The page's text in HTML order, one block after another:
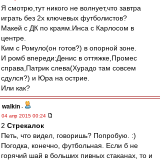
Я смотрю,тут никого не волнует,что завтра
играть без 2х ключевых футболистов?
Макей с ДК по краям.Инса с Карлосом в
центре.
Ким с Ромуло(он готов?) в опорной зоне.
И ромб впереди:Денис в оттяжке,Промес
справа,Патрик слева(Хурадо там совсем
сдулся?) и Юра на острие.
Или как?
walkin -
04 апр 2015 00:24
2 Стрекалок
Петь, что видел, говоришь? Попробую. :)
Погодка, конечно, футбольная. Если б не
горячий шай в больших пивных стаканах, то и